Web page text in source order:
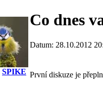
SPIKE
Co dnes
Datum: 28.10.2012
První diskuze je